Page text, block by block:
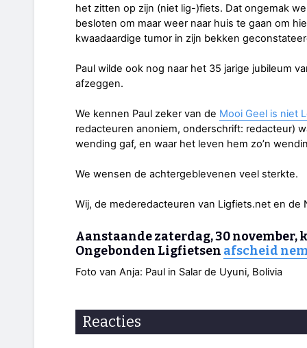
het zitten op zijn (niet lig-)fiets. Dat ongemak
besloten om maar weer naar huis te gaan om
kwaadaardige tumor in zijn bekken
Paul wilde ook nog naar het 35 jarige jubileum
afzeggen.
We kennen Paul zeker van de Mooi Geel is niet
redacteuren anoniem, onderschrift: redacteur)
wending gaf, en waar het leven hem zo’n
We wensen de achtergeblevenen veel sterkte.
Wij, de mederedacteuren van Ligfiets.net en de
Aanstaande zaterdag, 30 november,
Ongebonden Ligfietsen afscheid
Foto van Anja: Paul in Salar de Uyuni, Bolivia
Reacties